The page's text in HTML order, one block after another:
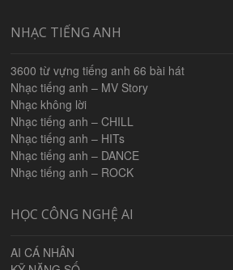
NHẠC TIẾNG ANH
3600 từ vựng tiếng anh 66 bài hát
Nhạc tiếng anh – MV Story
Nhạc không lời
Nhạc tiếng anh – CHILL
Nhạc tiếng anh – HITs
Nhạc tiếng anh – DANCE
Nhạc tiếng anh – ROCK
HỌC CÔNG NGHỆ AI
AI CÁ NHÂN